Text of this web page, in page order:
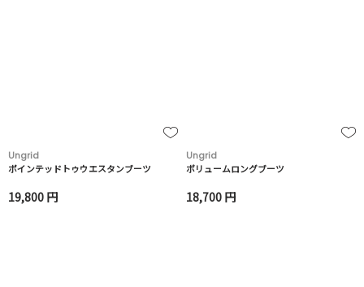
Ungrid
ポインテッドトゥウエスタンブーツ
19,800 円
Ungrid
ボリュームロングブーツ
18,700 円